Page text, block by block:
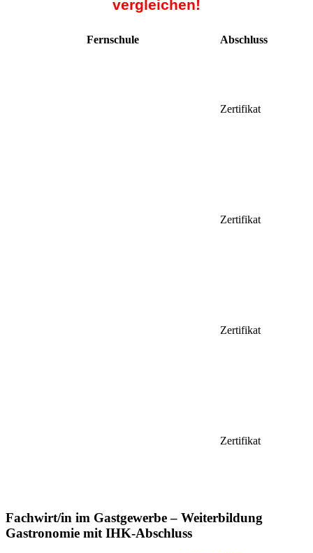
vergleichen!
Fernschule Abschluss
Zertifikat
Zertifikat
Zertifikat
Zertifikat
Fachwirt/in im Gastgewerbe – Weiterbildung
Gastronomie mit IHK-Abschluss